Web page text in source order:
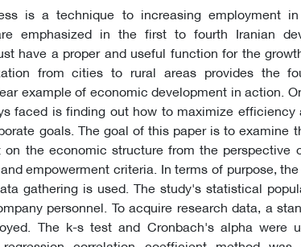
is a technique to increasing employment
emphasized in the first to fourth Iranian
have a proper and useful function for the
from cities to rural areas provides the
example of economic development in action.
faced is finding out how to maximize
goals. The goal of this paper is to examine
on the economic structure from the perspective
empowerment criteria. In terms of purpose,
gathering is used. The study's statistical
personnel. To acquire research data, a
The k-s test and Cronbach's alpha were